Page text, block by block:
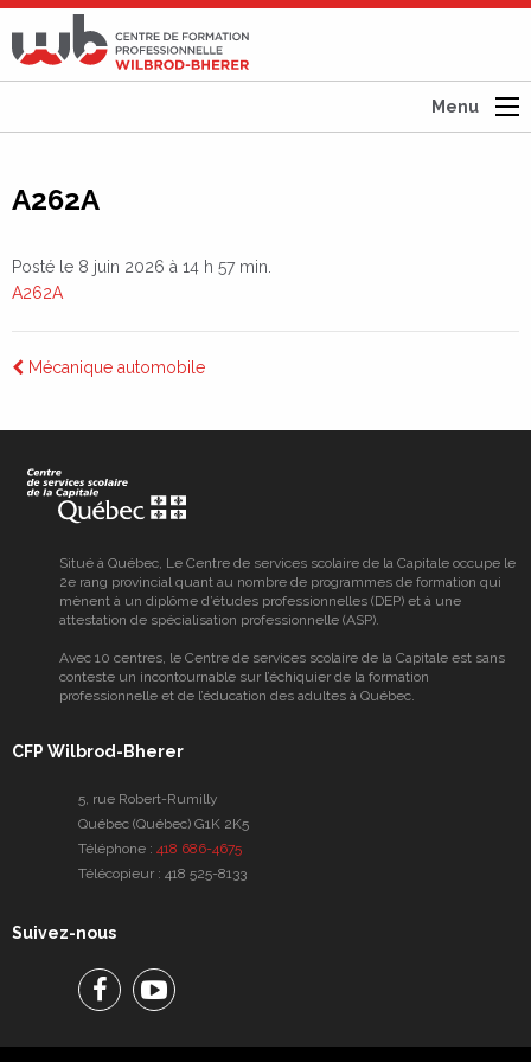
Wilbrod-
Menu
A262A
Posté le 8 juin 2026 à 14 h 57 min.
A262A
Navigation
Mécanique automobile
Situé à Québec, Le Centre de services scolaire de la Capitale occupe le
2e rang provincial quant au nombre de programmes de formation qui
mènent à un diplôme d’études professionnelles (DEP) et à une
attestation de spécialisation professionnelle (ASP).
Avec 10 centres, le Centre de services scolaire de la Capitale est sans
conteste un incontournable sur l’échiquier de la formation
professionnelle et de l’éducation des adultes à Québec.
CFP Wilbrod-Bherer
5, rue Robert-Rumilly
Québec (Québec) G1K 2K5
Téléphone : 418 686-4675
Télécopieur : 418 525-8133
Suivez-nous
FacebookFacebook